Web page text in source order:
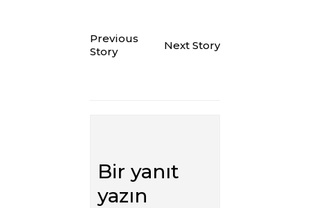
Previous
Story
Next Story
Bir yanıt
yazın